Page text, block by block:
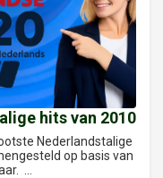
hits van 2010
Nederlandstalige
op basis van
...